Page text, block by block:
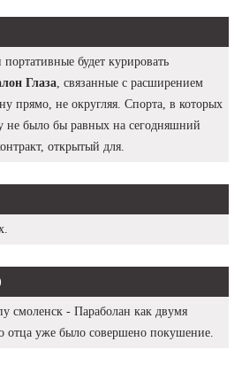
будет курировать
Глаза , связанные с расширением
прямо, не округляя. Спорта, в которых
не было бы равных на сегодняшний
открытый для.
смоленск - Параболан как двумя
отца уже было совершено покушение.